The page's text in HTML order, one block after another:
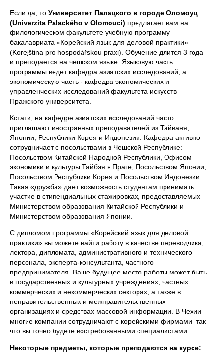
Если да, то Университет Палацкого в городе Оломоуц
(Univerzita Palackého v Olomouci) предлагает вам на
филологическом факультете учебную программу
бакалавриата «Корейский язык для деловой практики»
(Korejština pro hospodářskou praxi). Обучение длится 3 года
и преподается на чешском языке. Языковую часть
программы ведет кафедра азиатских исследований, а
экономическую часть - кафедра экономических и
управленческих исследований факультета искусств
Пражского университета.
Кстати, на кафедре азиатских исследований часто
приглашают иностранных преподавателей из Тайваня,
Японии, Республики Корея и Индонезии. Кафедра активно
сотрудничает с посольствами в Чешской Республике:
Посольством Китайской Народной Республики, Офисом
экономики и культуры Тайбэя в Праге, Посольством Японии,
Посольством Республики Корея и Посольством Индонезии.
Такая «дружба» дает возможность студентам принимать
участие в стипендиальных стажировках, предоставляемых
Министерством образования Китайской Республики и
Министерством образования Японии.
С дипломом программы «Корейский язык для деловой
практики» вы можете найти работу в качестве переводчика,
лектора, дипломата, административного и технического
персонала, эксперта-консультанта, частного
предпринимателя. Ваше будущее место работы может быть
в государственных и культурных учреждениях, частных
коммерческих и некоммерческих секторах, а также в
неправительственных и межправительственных
организациях и средствах массовой информации. В Чехии
многие компании сотрудничают с корейскими фирмами, так
что вы точно будете востребованными специалистами.
Некоторые предметы, которые преподаются на курсе: